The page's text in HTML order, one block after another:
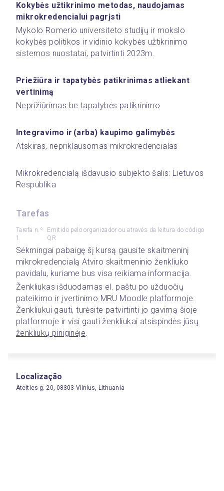
Kokybės užtikrinimo metodas, naudojamas
mikrokredencialui pagrįsti
Mykolo Romerio universiteto studijų ir mokslo
kokybės politikos ir vidinio kokybės užtikrinimo
sistemos nuostatai, patvirtinti 2023m.
Priežiūra ir tapatybės patikrinimas atliekant
vertinimą
Neprižiūrimas be tapatybės patikrinimo
Integravimo ir (arba) kaupimo galimybės
Atskiras, nepriklausomas mikrokredencialas
Mikrokredencialą išdavusio subjekto šalis: Lietuvos
Respublika
Tarefas
Tarefa n.º
1
Emitido pelo organizador ou através da leitura do código
QR
Sėkmingai pabaigę šį kursą gausite skaitmeninį
mikrokredencialą Atviro skaitmeninio ženkliuko
pavidalu, kuriame bus visa reikiama informacija.
Ženkliukas išduodamas el. paštu po užduočių
pateikimo ir įvertinimo MRU Moodle platformoje.
Ženkliukui gauti, turėsite patvirtinti jo gavimą šioje
ženkliukų piniginėje.
Localização
Ateities g. 20, 08303 Vilnius, Lithuania